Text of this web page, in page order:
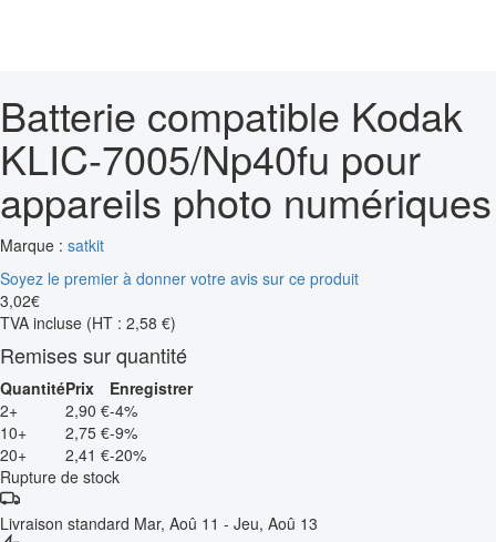
Batterie compatible Kodak
KLIC-7005/Np40fu pour
appareils photo numériques
Marque : satkit
Soyez le premier à donner votre avis sur ce produit
3,02€
TVA incluse (HT : 2,58 €)
Remises sur quantité
QuantitéPrix
Enregistrer
2+
2,90 €-4%
10+
2,75 €-9%
20+
2,41 €-20%
Rupture de stock
Livraison standard Mar, Aoû 11 - Jeu, Aoû 13